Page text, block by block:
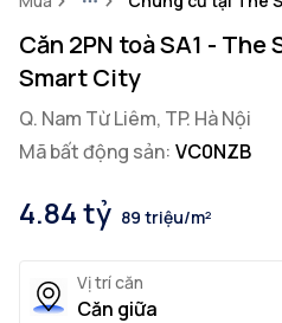
More
Căn 2PN toà SA1 - The
Smart City
Q. Nam Từ Liêm, TP. Hà Nội
Mã bất động sản: VC0NZB
4.84 tỷ 89 triệu/m²
Vị trí căn
Căn giữa